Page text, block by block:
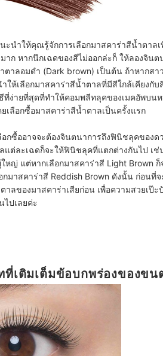
ะนำให้คุณรู้จักการเลือกมาสคาร่าสีน้ำตาล
าก หากนึกเฉดของสีไม่ออกล่ะก็ ให้ลองจิน
ตาลอมดำ (Dark brown) เป็นต้น ถ้าหากส
ให้เลือกมาสคาร่าสีน้ำตาลที่มีสีใกล้เคียง
ที่ง่ายที่สุดที่ทำให้คอมพลีทลุคของเมคอัพบน
เลือกซื้อมาสคาร่าสีน้ำตาลเป็นครั้งแรก
กซื้ออาจจะต้องจินตนาการถึงฟินิชลุคของ
แต่ละเฉดก็จะให้ฟินิชลุคที่แตกต่างกันไป เ
หญ่ แต่หากเลือกมาสคาร่าสี Light Brown
กมาสคาร่าสี Reddish Brown ดังนั้น ก่อน
าลของมาสคาร่าเสียก่อน เพื่อความสวยเป๊
ไปเลยค่ะ
ที่เติมเต็มข้อบกพร่องของขน